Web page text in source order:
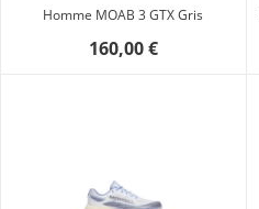
Homme MOAB 3 GTX Gris
160,00 €